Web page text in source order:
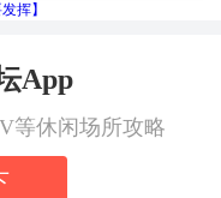
挥】
App
等休闲场所攻略